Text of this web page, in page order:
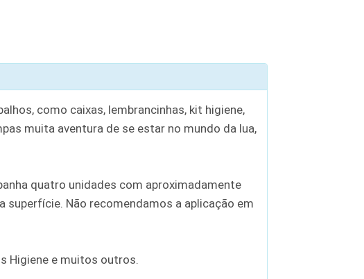
como caixas, lembrancinhas, kit higiene,
muita aventura de se estar no mundo da lua,
quatro unidades com aproximadamente
superfície. Não recomendamos a aplicação em
Higiene e muitos outros.